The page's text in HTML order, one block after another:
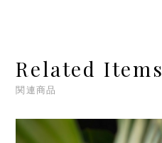
Related Items
関連商品